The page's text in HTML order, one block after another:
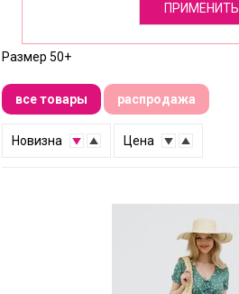
ПРИМЕНИТЬ
Размер 50+
все товары распродажа
Новизна Цена
↓ ↑